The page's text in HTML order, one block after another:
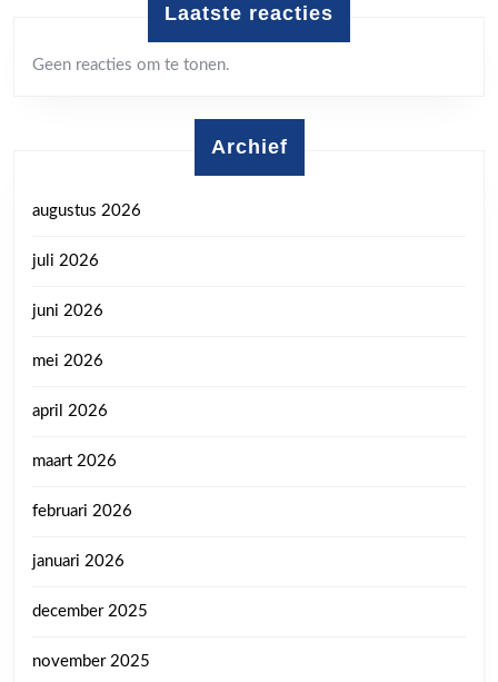
Laatste reacties
Geen reacties om te tonen.
Archief
augustus 2026
juli 2026
juni 2026
mei 2026
april 2026
maart 2026
februari 2026
januari 2026
december 2025
november 2025